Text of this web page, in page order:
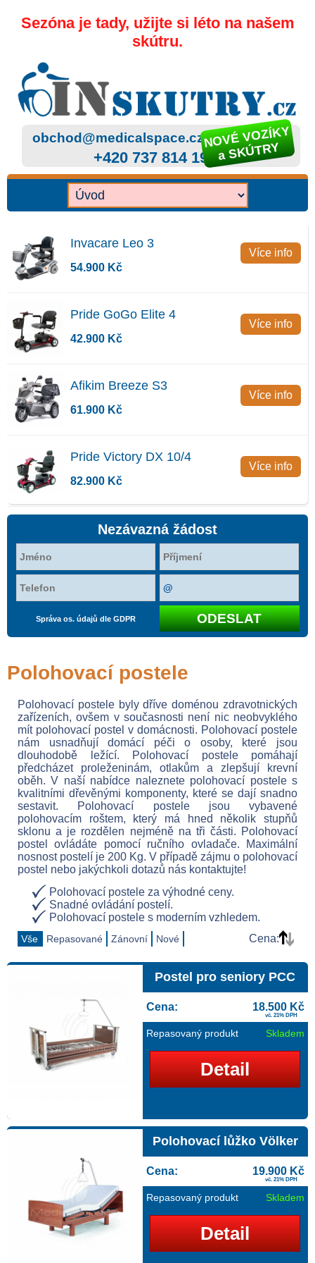
Sezóna je tady, užijte si léto na našem
skútru.
obchod@medicalspace.cz
+420 737 814 199
NOVÉ VOZÍKY
a SKÚTRY
Invacare Leo 3
54.900 Kč
Více info
Pride GoGo Elite 4
42.900 Kč
Více info
Afikim Breeze S3
61.900 Kč
Více info
Pride Victory DX 10/4
82.900 Kč
Více info
Nezávazná žádost
Správa os. údajů dle GDPR
Polohovací postele
Polohovací postele byly dříve doménou zdravotnických
zařízeních, ovšem v současnosti není nic neobvyklého
mít polohovací postel v domácnosti. Polohovací postele
nám usnadňují domácí péči o osoby, které jsou
dlouhodobě ležící. Polohovací postele pomáhají
předcházet proleženinám, otlakům a zlepšují krevní
oběh. V naší nabídce naleznete polohovací postele s
kvalitními dřevěnými komponenty, které se dají snadno
sestavit. Polohovací postele jsou vybavené
polohovacím roštem, který má hned několik stupňů
sklonu a je rozdělen nejméně na tři části. Polohovací
postel ovládáte pomocí ručního ovladače. Maximální
nosnost postelí je 200 Kg. V případě zájmu o polohovací
postel nebo jakýchkoli dotazů nás kontaktujte!
Polohovací postele za výhodné ceny.
Snadné ovládání postelí.
Polohovací postele s moderním vzhledem.
Vše Repasované Zánovní Nové Cena:
Postel pro seniory PCC
Cena: 18.500 Kč
vč. 21% DPH
Repasovaný produkt Skladem
Detail
Polohovací lůžko Völker
Cena: 19.900 Kč
vč. 21% DPH
Repasovaný produkt Skladem
Detail